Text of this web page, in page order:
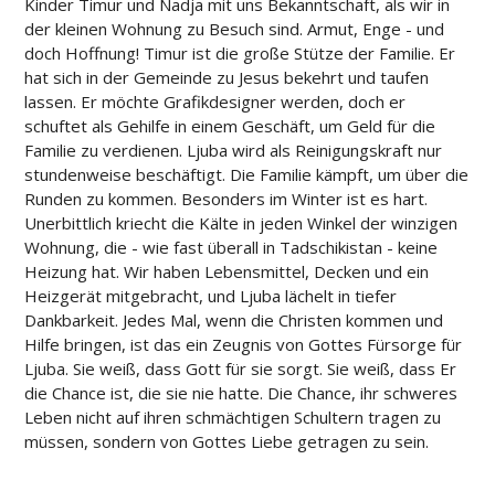
der kleinen Wohnung zu Besuch sind. Armut, Enge - und
doch Hoffnung! Timur ist die große Stütze der Familie. Er
hat sich in der Gemeinde zu Jesus bekehrt und taufen
lassen. Er möchte Grafikdesigner werden, doch er
schuftet als Gehilfe in einem Geschäft, um Geld für die
Familie zu verdienen. Ljuba wird als Reinigungskraft nur
stundenweise beschäftigt. Die Familie kämpft, um über die
Runden zu kommen. Besonders im Winter ist es hart.
Unerbittlich kriecht die Kälte in jeden Winkel der winzigen
Wohnung, die - wie fast überall in Tadschikistan - keine
Heizung hat. Wir haben Lebensmittel, Decken und ein
Heizgerät mitgebracht, und Ljuba lächelt in tiefer
Dankbarkeit. Jedes Mal, wenn die Christen kommen und
Hilfe bringen, ist das ein Zeugnis von Gottes Fürsorge für
Ljuba. Sie weiß, dass Gott für sie sorgt. Sie weiß, dass Er
die Chance ist, die sie nie hatte. Die Chance, ihr schweres
Leben nicht auf ihren schmächtigen Schultern tragen zu
müssen, sondern von Gottes Liebe getragen zu sein.